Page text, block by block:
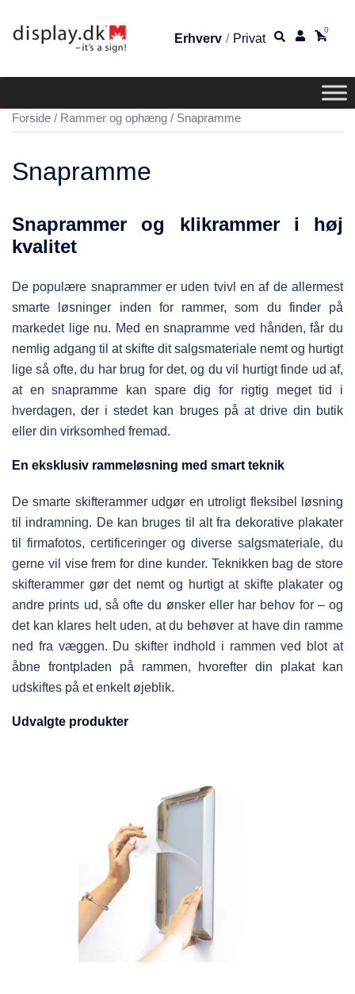
Erhverv / Privat
0
Forside / Rammer og ophæng / Snapramme
Snapramme
Snaprammer og klikrammer i høj
kvalitet
De populære snaprammer er uden tvivl en af de allermest
smarte løsninger inden for rammer, som du finder på
markedet lige nu. Med en snapramme ved hånden, får du
nemlig adgang til at skifte dit salgsmateriale nemt og hurtigt
lige så ofte, du har brug for det, og du vil hurtigt finde ud af,
at en snapramme kan spare dig for rigtig meget tid i
hverdagen, der i stedet kan bruges på at drive din butik
eller din virksomhed fremad.
En eksklusiv rammeløsning med smart teknik
De smarte skifterammer udgør en utroligt fleksibel løsning
til indramning. De kan bruges til alt fra dekorative plakater
til firmafotos, certificeringer og diverse salgsmateriale, du
gerne vil vise frem for dine kunder. Teknikken bag de store
skifterammer gør det nemt og hurtigt at skifte plakater og
andre prints ud, så ofte du ønsker eller har behov for – og
det kan klares helt uden, at du behøver at have din ramme
ned fra væggen. Du skifter indhold i rammen ved blot at
åbne frontpladen på rammen, hvorefter din plakat kan
udskiftes på et enkelt øjeblik.
Udvalgte produkter